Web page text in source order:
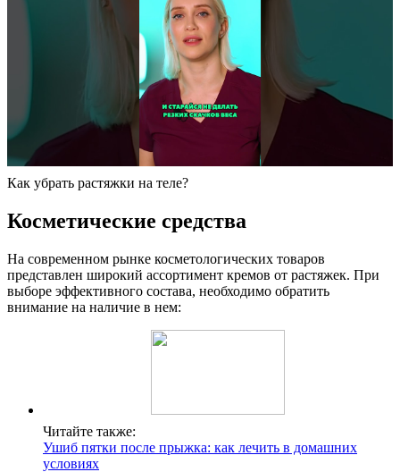
Как убрать растяжки на теле?
Косметические средства
На современном рынке косметологических товаров
представлен широкий ассортимент кремов от растяжек. При
выборе эффективного состава, необходимо обратить
внимание на наличие в нем:
Читайте также:
Ушиб пятки после прыжка: как лечить в домашних
условиях